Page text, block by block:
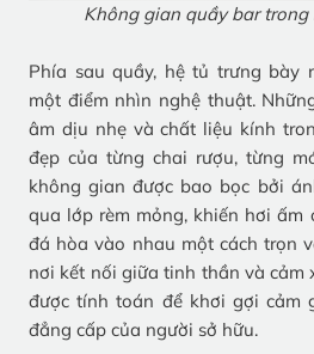
Không gian quầy bar
Phía sau quầy, hệ tủ trưng bày
một điểm nhìn nghệ thuật.
âm dịu nhẹ và chất liệu kính
đẹp của từng chai rượu, từng
không gian được bao bọc bởi
qua lớp rèm mỏng, khiến hơi ấm
đá hòa vào nhau một cách trọn
nơi kết nối giữa tinh thần và cảm
được tính toán để khơi gợi cảm
đẳng cấp của người sở hữu.